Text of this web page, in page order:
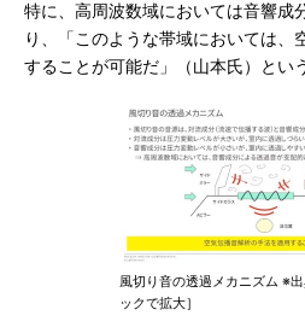
特に、高周波数域においては音響成
り、「このような帯域においては、
することが可能だ」（山本氏）という
風切り音の透過メカニズム ※
ックで拡大］